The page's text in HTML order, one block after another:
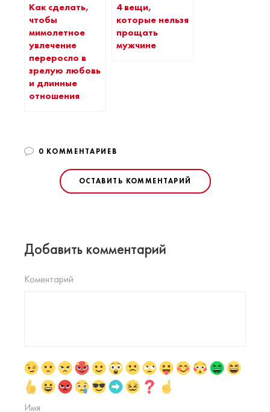
Как сделать,
чтобы
мимолетное
увлечение
переросло в
зрелую любовь
и длинные
отношения
4 вещи,
которые нельзя
прощать
мужчине
0 КОММЕНТАРИЕВ
ОСТАВИТЬ КОММЕНТАРИЙ
Добавить комментарий
Коментарий
Имя